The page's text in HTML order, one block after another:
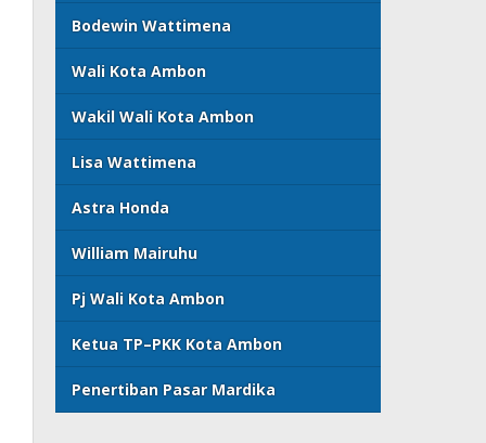
Bodewin Wattimena
Wali Kota Ambon
Wakil Wali Kota Ambon
Lisa Wattimena
Astra Honda
William Mairuhu
Pj Wali Kota Ambon
Ketua TP–PKK Kota Ambon
Penertiban Pasar Mardika